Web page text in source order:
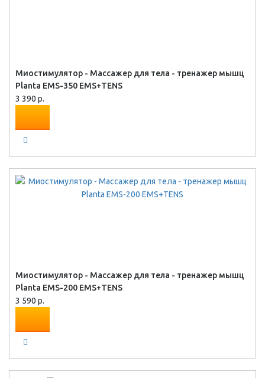
Миостимулятор - Массажер для тела - тренажер мышц
Planta EMS-350 EMS+TENS
3 390 р.
Миостимулятор - Массажер для тела - тренажер мышц
Planta EMS-200 EMS+TENS
3 590 р.